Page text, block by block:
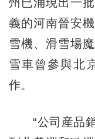
義的河南晉安
雪機、滑雪場
雪車曾參與北
作。
“公司産品銷